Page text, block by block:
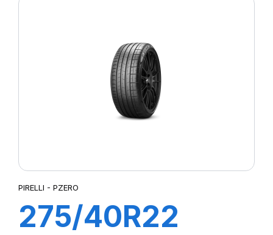
PIRELLI - PZERO
275/40R22